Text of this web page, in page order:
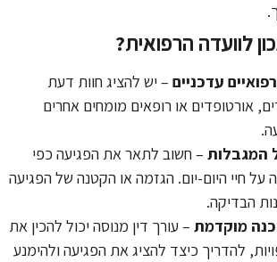
לוועדה הרפואית?
עדכניים – יש להציג חוות דעת
אורטופדים או רופאים מומחים אחרים
המגבלות – חשוב לתאר את הפגיעה כפי
חיי היום-יום. הגזמה או הקטנה של הפגיעה
הבדיקה.
מוקדמת – עורך דין מנוסה יכול להכין את
להדריך כיצד להציג את הפגיעה ולהימנע